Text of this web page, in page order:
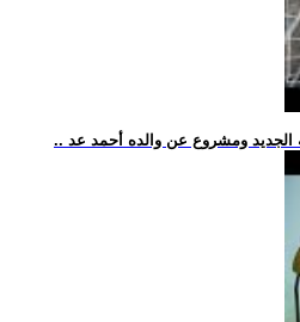
الجديد ومشروع عن والده أحمد عد